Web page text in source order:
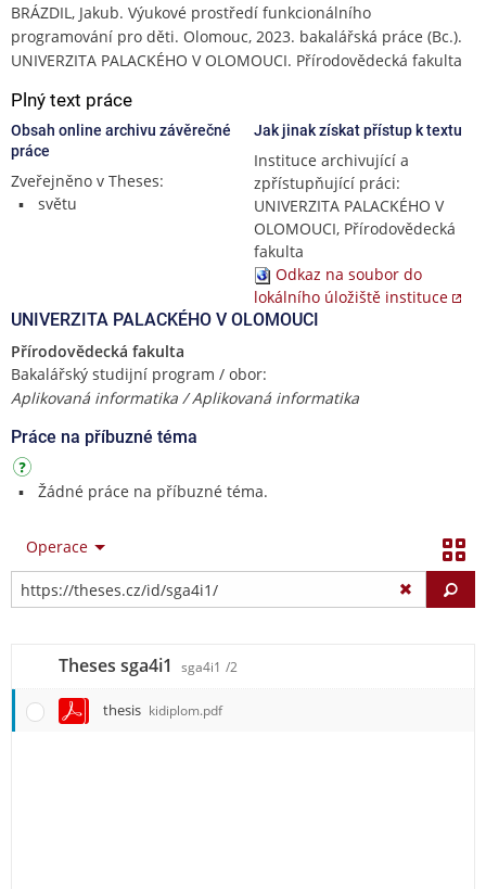
BRÁZDIL, Jakub. Výukové prostředí funkcionálního
programování pro děti. Olomouc, 2023. bakalářská práce (Bc.).
UNIVERZITA PALACKÉHO V OLOMOUCI. Přírodovědecká fakulta
Plný text práce
Obsah online archivu závěrečné
práce
Zveřejněno v Theses:
světu
Jak jinak získat přístup k textu
Instituce archivující a
zpřístupňující práci:
UNIVERZITA PALACKÉHO V
OLOMOUCI, Přírodovědecká
fakulta
Odkaz na soubor do
lokálního úložiště instituce
UNIVERZITA PALACKÉHO V OLOMOUCI
Přírodovědecká fakulta
Bakalářský studijní program / obor:
Aplikovaná informatika / Aplikovaná informatika
Práce na příbuzné téma
Žádné práce na příbuzné téma.
Operace
Theses sga4i1 sga4i1 /2
thesis kidiplom.pdf